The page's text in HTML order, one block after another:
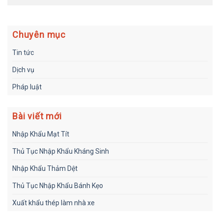
Chuyên mục
Tin tức
Dịch vụ
Pháp luật
Bài viết mới
Nhập Khẩu Mạt Tít
Thủ Tục Nhập Khẩu Kháng Sinh
Nhập Khẩu Thảm Dệt
Thủ Tục Nhập Khẩu Bánh Kẹo
Xuất khẩu thép làm nhà xe